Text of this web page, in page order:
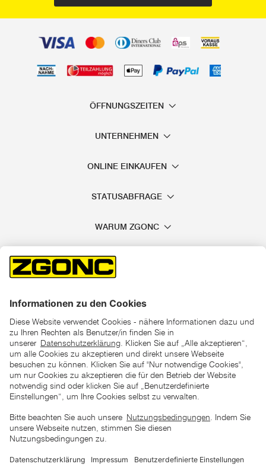
ÖFFNUNGSZEITEN
UNTERNEHMEN
ONLINE EINKAUFEN
STATUSABFRAGE
WARUM ZGONC
*der "statt"-Preis ist der niedrigste von uns in den letzten 30
Tagen vor Beginn dieser Aktion verlangte Preis
unter den UVP Preisen auf dieser Website sind die
zu verstehen